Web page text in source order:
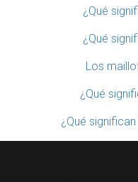
¿Qué
¿Qué
Los
¿Qué
¿Qué